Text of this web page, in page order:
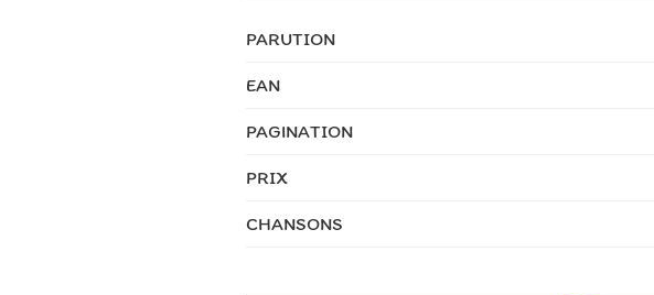
PARUTION
EAN
PAGINATION
PRIX
CHANSONS